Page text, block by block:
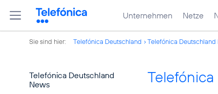
Unternehmen Netze
Sie sind hier: Telefónica Deutschland Telefónica Deutschland
Telefónica Deutschland
News